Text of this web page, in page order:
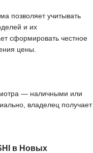
позволяет учитывать
и их
сформировать честное
цены.
— наличными или
владелец получает
в Новых